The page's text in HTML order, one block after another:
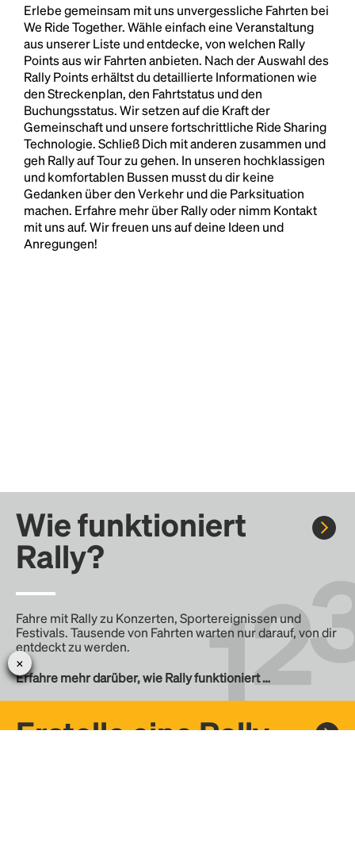
Erlebe gemeinsam mit uns unvergessliche Fahrten bei
We Ride Together. Wähle einfach eine Veranstaltung
aus unserer Liste und entdecke, von welchen Rally
Points aus wir Fahrten anbieten. Nach der Auswahl des
Rally Points erhältst du detaillierte Informationen wie
den Streckenplan, den Fahrtstatus und den
Buchungsstatus. Wir setzen auf die Kraft der
Gemeinschaft und unsere fortschrittliche Ride Sharing
Technologie. Schließ Dich mit anderen zusammen und
geh Rally auf Tour zu gehen. In unseren hochklassigen
und komfortablen Bussen musst du dir keine
Gedanken über den Verkehr und die Parksituation
machen. Erfahre mehr über Rally oder nimm Kontakt
mit uns auf. Wir freuen uns auf deine Ideen und
Anregungen!
Wie funktioniert
Rally?
Fahre mit Rally zu Konzerten, Sportereignissen und
Festivals. Tausende von Fahrten warten nur darauf, von dir
entdeckt zu werden.
Erfahre mehr darüber, wie Rally funktioniert …
Erstelle eine Rally
Lorem Ipsum is simply dummy text of the printing
and typesetting industry.Lorem Ipsum has been the
industry's standarddummy text ever since the
1500s, when an unknown printer took a galley of
type and scrambled it to make a type specimen
book. It has survived not only five centuries, but also
the leap into electronic typesetting, remaining
essentially unchanged.